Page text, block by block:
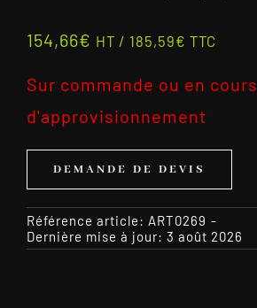
154,66€ HT / 185,59€ TTC
Sur commande ou en cours
d'approvisionnement
DEMANDE DE DEVIS
Référence article: ART0269 -
Dernière mise à jour: 3 août 2026